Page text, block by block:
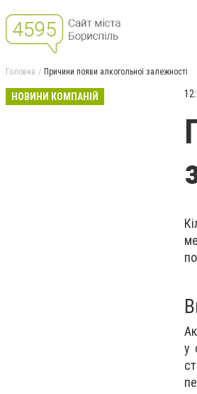
Головна Причини появи алкогольної залежності
НОВИНИ КОМПАНІЙ
у